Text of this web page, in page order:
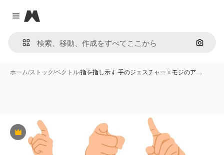
Close menu
Magnific
画像で
ホーム/ストック/ベクトル/指を指し示す 手のジェスチャーエモジのア…
Premium